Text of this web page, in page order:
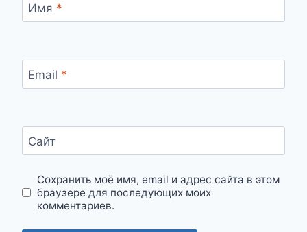
Имя *
Email *
Сайт
Сохранить моё имя, email и адрес сайта в этом
браузере для последующих моих
комментариев.